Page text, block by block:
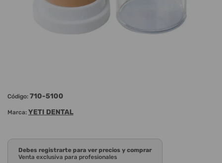
Código: 710-5100
Marca: YETI DENTAL
Debes registrarte para ver precios y comprar
Venta exclusiva para profesionales